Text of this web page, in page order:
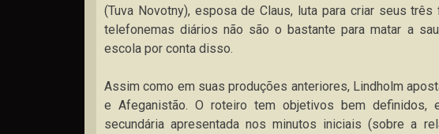
(Tuva Novotny), esposa de Claus, luta para criar seus
telefonemas diários não são o bastante para matar a
escola por conta disso.
Assim como em suas produções anteriores, Lindholm
e Afeganistão. O roteiro tem objetivos bem definidos,
secundária apresentada nos minutos iniciais (sobre a